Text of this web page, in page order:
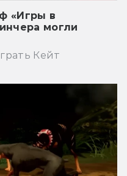
«Игры в
могли
Кейт